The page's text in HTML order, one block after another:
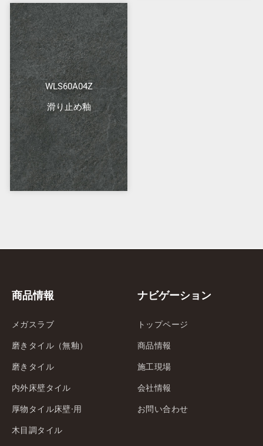
WLS60A04Z
滑り止め釉
商品情報
メガスラブ
磨きタイル（無釉）
磨きタイル
内外床壁タイル
厚物タイル床壁·用
木目調タイル
ナビゲーション
トップページ
商品情報
施工現場
会社情報
お問い合わせ